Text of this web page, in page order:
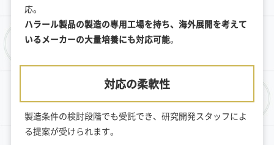
応。
ハラール製品の製造の専用工場を持ち、海外展開を考えて
いるメーカーの大量培養にも対応可能。
対応の柔軟性
製造条件の検討段階でも受託でき、研究開発スタッフによ
る提案が受けられます。